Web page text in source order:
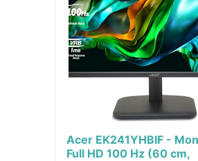
Acer EK241YHBIF -
Full HD 100 Hz (60 cm,